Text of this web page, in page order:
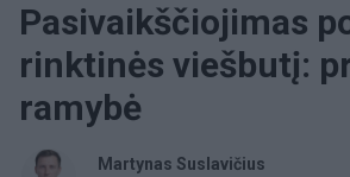
Pasivaikščiojimas
rinktinės viešbutį:
ramybė
Martynas Suslavičius